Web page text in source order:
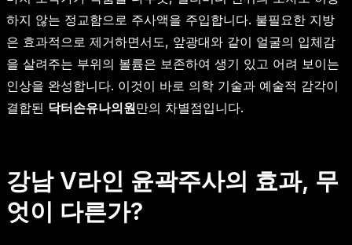
하지 않는 정교함으로 주사액을 주입합니다. 불필요한 지방
은 효과적으로 제거하면서도, 앞광대와 같이 얼굴의 입체감
을 살려주는 부위의 볼륨은 보존하여 생기 있고 어려 보이는
인상을 완성합니다. 이것이 바로 의학 기술과 예술적 감각이
결합된 닥터손유나의원만의 차별점입니다.
강남 V라인 윤곽주사의 효과, 무
엇이 다른가?